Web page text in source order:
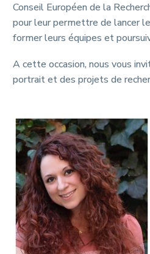
Conseil Européen de la
pour leur permettre de lancer
former leurs équipes et
A cette occasion, nous vous
portrait et des projets de